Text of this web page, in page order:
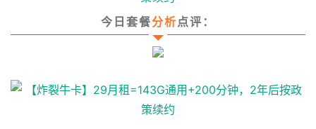
今日套餐分析点评：